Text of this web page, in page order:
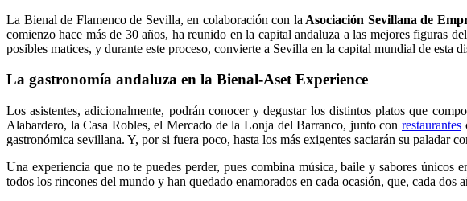
La Bienal de Flamenco de Sevilla, en colaboración con la Asociación Sevillana de
comienzo hace más de 30 años, ha reunido en la capital andaluza a las mejores figuras
posibles matices, y durante este proceso, convierte a Sevilla en la capital mundial de esta
La gastronomía andaluza en la Bienal-Aset Experience
Los asistentes, adicionalmente, podrán conocer y degustar los distintos platos que
Alabardero, la Casa Robles, el Mercado de la Lonja del Barranco, junto con restaurantes
gastronómica sevillana. Y, por si fuera poco, hasta los más exigentes saciarán su paladar
Una experiencia que no te puedes perder, pues combina música, baile y sabores
todos los rincones del mundo y han quedado enamorados en cada ocasión, que, cada dos